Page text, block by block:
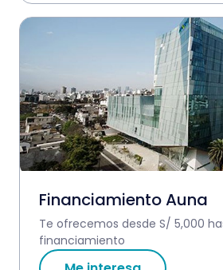
Financiamiento Auna
Te ofrecemos desde S/ 5,000
financiamiento